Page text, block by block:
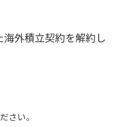
外積立契約を解約し
さい。